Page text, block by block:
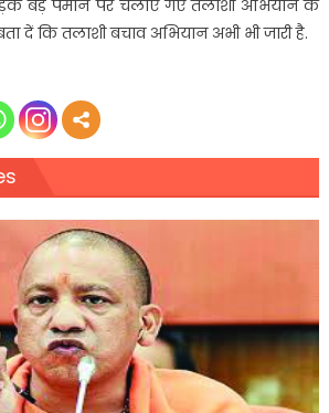
बड़े पैमाने पर चलाए गए तलाशी अभियान के
दें कि तलाशी बचाव अभियान अभी भी जारी है.